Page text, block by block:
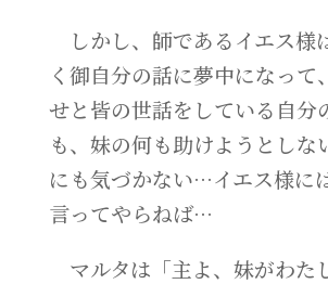
しかし、師であるイエス様
く御自分の話に夢中になって
せと皆の世話をしている自分
も、妹の何も助けようとしな
にも気づかない…イエス様に
言ってやらねば…
マルタは「主よ、妹がわた